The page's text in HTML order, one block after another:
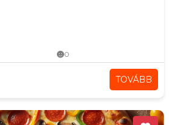
0
TOVÁBB